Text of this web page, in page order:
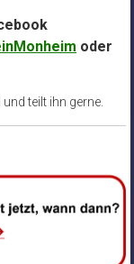
oder
teilt ihn gerne.